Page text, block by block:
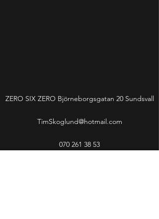
ZERO SIX ZERO Björneborgsgatan 20 Sundsvall
TimSkoglund@hotmail.com
070 261 38 53